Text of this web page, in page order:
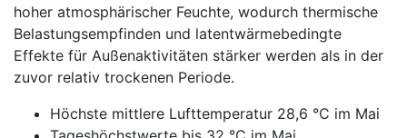
hoher atmosphärischer Feuchte, wodurch thermische
Belastungsempfinden und latentwärmebedingte
Effekte für Außenaktivitäten stärker werden als in der
zuvor relativ trockenen Periode.
Höchste mittlere Lufttemperatur 28,6 °C im Mai